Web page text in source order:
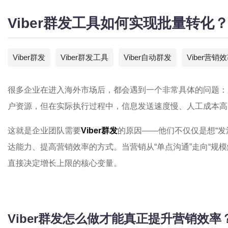
Viber群发工具如何实现批量转化
Viber群发 Viber群发工具 Viber自动群发 Viber营销
很多企业在进入海外市场后，都会遇到一个非常具体的问题
户资源，但在实际执行过程中，信息发送速度慢、人工成本
这就是企业团队需要Viber群发的原因——他们不仅仅是想“发
达能力、提高营销效率的方式。当营销从“单点沟通”走向“规
直接决定增长上限的核心变量。
Viber群发怎么做才能真正提升营销效率